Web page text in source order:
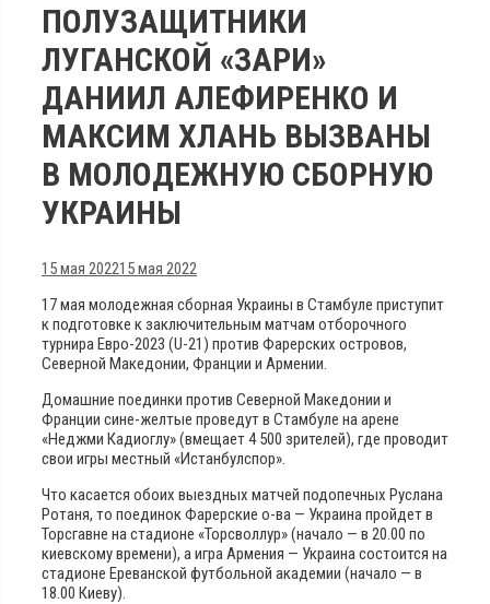
ПОЛУЗАЩИТНИКИ
ЛУГАНСКОЙ «ЗАРИ»
ДАНИИЛ АЛЕФИРЕНКО И
МАКСИМ ХЛАНЬ ВЫЗВАНЫ
В МОЛОДЕЖНУЮ СБОРНУЮ
УКРАИНЫ
15 мая 202215 мая 2022
17 мая молодежная сборная Украины в Стамбуле приступит
к подготовке к заключительным матчам отборочного
турнира Евро-2023 (U-21) против Фарерских островов,
Северной Македонии, Франции и Армении.
Домашние поединки против Северной Македонии и
Франции сине-желтые проведут в Стамбуле на арене
«Неджми Кадиоглу» (вмещает 4 500 зрителей), где проводит
свои игры местный «Истанбулспор».
Что касается обоих выездных матчей подопечных Руслана
Ротаня, то поединок Фарерские о-ва — Украина пройдет в
Торсгавне на стадионе «Торсволлур» (начало — в 20.00 по
киевскому времени), а игра Армения — Украина состоится на
стадионе Ереванской футбольной академии (начало — в
18.00 Киеву).